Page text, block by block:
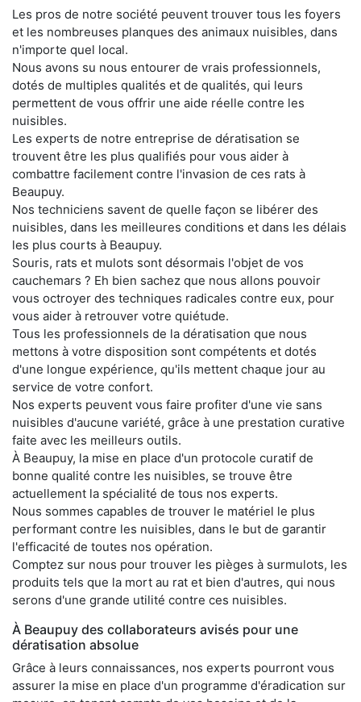
Les pros de notre société peuvent trouver tous les foyers
et les nombreuses planques des animaux nuisibles, dans
n'importe quel local.
Nous avons su nous entourer de vrais professionnels,
dotés de multiples qualités et de qualités, qui leurs
permettent de vous offrir une aide réelle contre les
nuisibles.
Les experts de notre entreprise de dératisation se
trouvent être les plus qualifiés pour vous aider à
combattre facilement contre l'invasion de ces rats à
Beaupuy.
Nos techniciens savent de quelle façon se libérer des
nuisibles, dans les meilleures conditions et dans les délais
les plus courts à Beaupuy.
Souris, rats et mulots sont désormais l'objet de vos
cauchemars ? Eh bien sachez que nous allons pouvoir
vous octroyer des techniques radicales contre eux, pour
vous aider à retrouver votre quiétude.
Tous les professionnels de la dératisation que nous
mettons à votre disposition sont compétents et dotés
d'une longue expérience, qu'ils mettent chaque jour au
service de votre confort.
Nos experts peuvent vous faire profiter d'une vie sans
nuisibles d'aucune variété, grâce à une prestation curative
faite avec les meilleurs outils.
À Beaupuy, la mise en place d'un protocole curatif de
bonne qualité contre les nuisibles, se trouve être
actuellement la spécialité de tous nos experts.
Nous sommes capables de trouver le matériel le plus
performant contre les nuisibles, dans le but de garantir
l'efficacité de toutes nos opération.
Comptez sur nous pour trouver les pièges à surmulots, les
produits tels que la mort au rat et bien d'autres, qui nous
serons d'une grande utilité contre ces nuisibles.
À Beaupuy des collaborateurs avisés pour une
dératisation absolue
Grâce à leurs connaissances, nos experts pourront vous
assurer la mise en place d'un programme d'éradication sur